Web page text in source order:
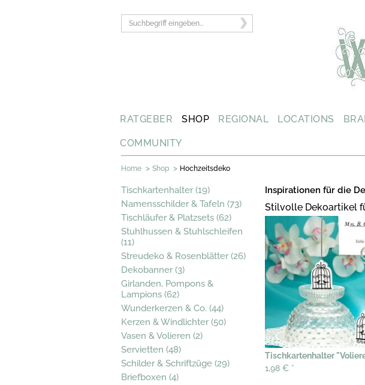
RATGEBER SHOP REGIONAL LOCATIONS
COMMUNITY
Home > Shop > Hochzeitsdeko
Tischkartenhalter (19)
Namensschilder & Tafeln (73)
Tischläufer & Platzsets (62)
Stuhlhussen & Stuhlschleifen
(11)
Streudeko & Rosenblätter (26)
Dekobanner (3)
Girlanden, Pompons &
Lampions (62)
Wunderkerzen & Co. (44)
Kerzen & Windlichter (50)
Vasen & Volieren (2)
Servietten (48)
Schilder & Schriftzüge (29)
Briefboxen (4)
Inspirationen für die
Stilvolle Dekoartikel
Tischkartenhalter
1,98 € *